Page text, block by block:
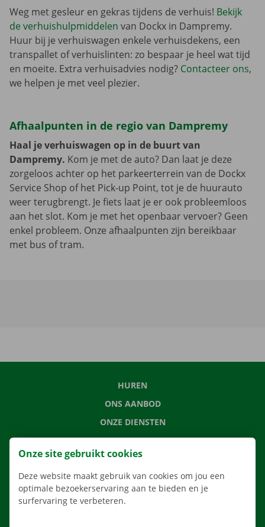
Weg met gesleur en gekras tijdens de verhuis! Bekijk
de verhuishulpmiddelen van Dockx in Dampremy.
Huur bij je verhuiswagen enkele verhuisdekens, een
transpallet of verhuislinten: zo bespaar je heel wat tijd
en moeite. Extra verhuisadvies nodig? Contacteer ons,
we helpen je met veel plezier.
Afhaalpunten in de regio van Dampremy
Haal je verhuiswagen op in de buurt van
Dampremy. Kom je met de auto? Dan laat je deze
zorgeloos achter op het parkeerterrein van de Dockx
Service Shop of het Pick-up Point, tot je de huurauto
weer terugbrengt. Je fiets laat je er ook probleemloos
aan het slot. Kom je met het openbaar vervoer? Geen
enkel probleem. Onze afhaalpunten zijn bereikbaar
met bus of tram.
HUREN
ONS AANBOD
ONZE DIENSTEN
LOCATIES
APP
VERHUISOPLOSSINGEN
Onze site gebruikt cookies
Deze website maakt gebruik van cookies om jou een
optimale bezoekerservaring aan te bieden en je
surfervaring te verbeteren.